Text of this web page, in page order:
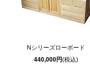
Nシリーズローボード
440,000円(税込)